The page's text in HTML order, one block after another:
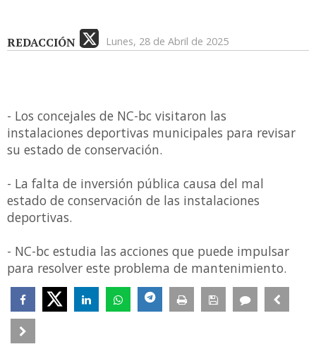
REDACCIÓN Lunes, 28 de Abril de 2025
- Los concejales de NC-bc visitaron las
instalaciones deportivas municipales para revisar
su estado de conservación.
- La falta de inversión pública causa del mal
estado de conservación de las instalaciones
deportivas.
- NC-bc estudia las acciones que puede impulsar
para resolver este problema de mantenimiento.